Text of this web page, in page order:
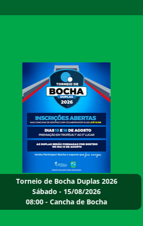
Torneio de Bocha Duplas 2026
Sábado - 15/08/2026
08:00 - Cancha de Bocha